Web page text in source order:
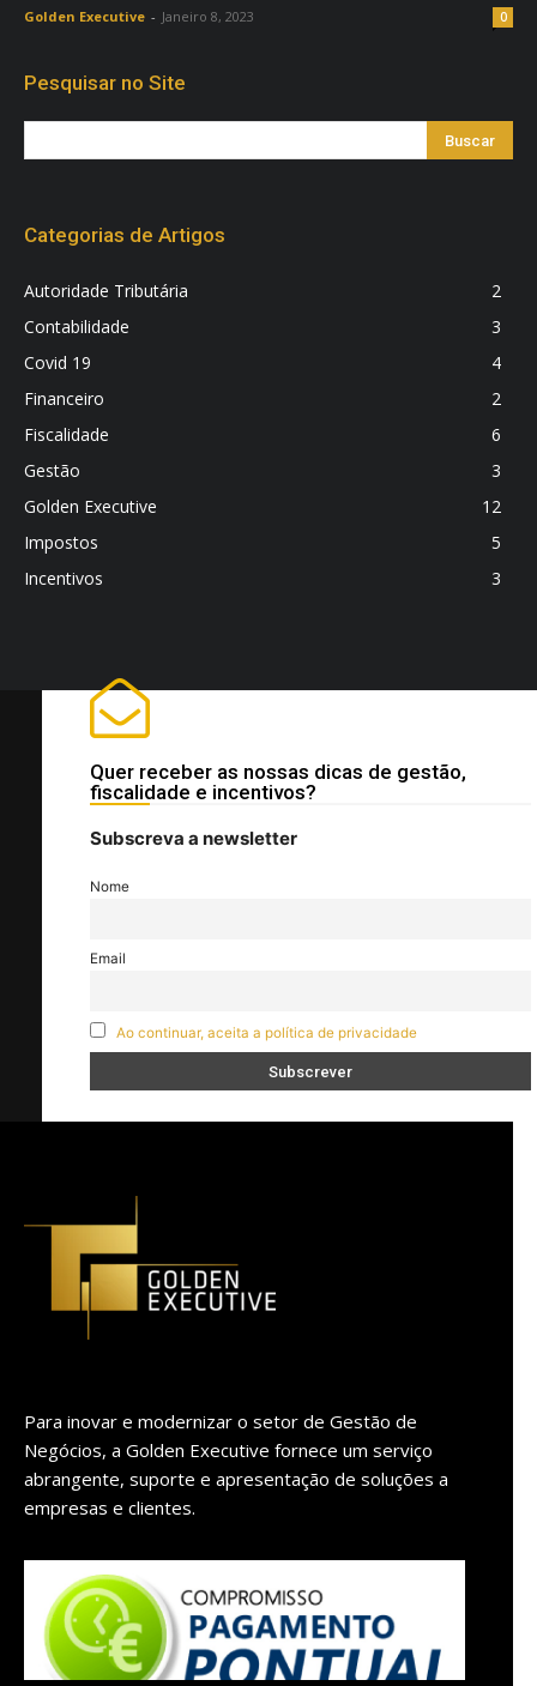
Golden Executive - Janeiro 8, 2023 0
Pesquisar no Site
Categorias de Artigos
Autoridade Tributária
2
Contabilidade
3
Covid 19
4
Financeiro
2
Fiscalidade
6
Gestão
3
Golden Executive
12
Impostos
5
Incentivos
3
Quer receber as nossas dicas de gestão,
fiscalidade e incentivos?
Subscreva a newsletter
Nome
Email
Ao continuar, aceita a política de privacidade
Para inovar e modernizar o setor de Gestão de
Negócios, a Golden Executive fornece um serviço
abrangente, suporte e apresentação de soluções a
empresas e clientes.